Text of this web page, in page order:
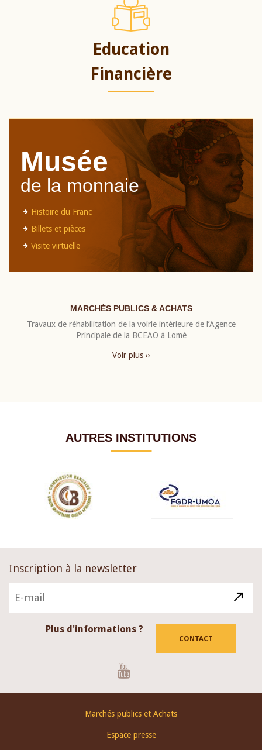
Education
Financière
Musée
de la monnaie
Histoire du Franc
Billets et pièces
Visite virtuelle
MARCHÉS PUBLICS & ACHATS
Travaux de réhabilitation de la voirie intérieure de l’Agence
Principale de la BCEAO à Lomé
Voir plus ››
AUTRES INSTITUTIONS
Inscription à la newsletter
Plus d'informations ?
CONTACT
Marchés publics et Achats
Espace presse